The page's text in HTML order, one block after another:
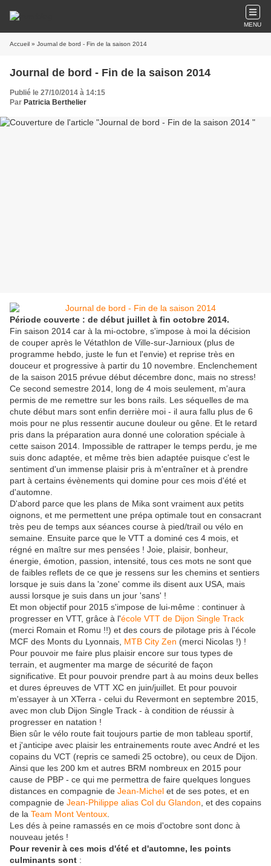
MENU
Accueil » Journal de bord - Fin de la saison 2014
Journal de bord - Fin de la saison 2014
Publié le 27/10/2014 à 14:15
Par Patricia Berthelier
Période couverte : de début juillet à fin octobre 2014.
Fin saison 2014 car à la mi-octobre, s'impose à moi la décision
de couper après le Vétathlon de Ville-sur-Jarnioux (plus de
programme hebdo, juste le fun et l'envie) et reprise très en
douceur et progressive à partir du 10 novembre. Enclenchement
de la saison 2015 prévue début décembre donc, mais no stress!
Ce second semestre 2014, long de 4 mois seulement, m'aura
permis de me remettre sur les bons rails. Les séquelles de ma
chute début mars sont enfin derrière moi - il aura fallu plus de 6
mois pour ne plus ressentir aucune douleur ou gêne. Et le retard
pris dans la préparation aura donné une coloration spéciale à
cette saison 2014. Impossible de rattraper le temps perdu, je me
suis donc adaptée, et même très bien adaptée puisque c'est le
sentiment d'un immense plaisir pris à m'entraîner et à prendre
part à certains évènements qui domine pour ces mois d'été et
d'automne.
D'abord parce que les plans de Mika sont vraiment aux petits
oignons, et me permettent une prépa optimale tout en consacrant
très peu de temps aux séances course à pied/trail ou vélo en
semaine. Ensuite parce que le VTT a dominé ces 4 mois, et
régné en maître sur mes pensées ! Joie, plaisir, bonheur,
énergie, émotion, passion, intensité, tous ces mots ne sont que
de faibles reflets de ce que je ressens sur les chemins et sentiers
lorsque je suis dans la 'zone' comme ils disent aux USA, mais
aussi lorsque je suis dans un jour 'sans' !
Et mon objectif pour 2015 s'impose de lui-même : continuer à
progresser en VTT, grâce à l'école VTT de Dijon Single Track
(merci Romain et Romu !!) et des cours de pilotage pris à l'école
MCF des Monts du Lyonnais, MTB City Zen (merci Nicolas !) !
Pour pouvoir me faire plus plaisir encore sur tous types de
terrain, et augmenter ma marge de sécurité de façon
significative. Et pour pouvoir prendre part à au moins deux belles
et dures épreuves de VTT XC en juin/juillet. Et pour pouvoir
m'essayer à un XTerra - celui du Revermont en septembre 2015,
avec mon club Dijon Single Track - à condition de réussir à
progresser en natation !
Bien sûr le vélo route fait toujours partie de mon tableau sportif,
et j'anticipe avec plaisir les entrainements route avec André et les
copains du VCT (repris ce samedi 25 octobre), ou ceux de Dijon.
Ainsi que les 200 km et autres BRM nombreux en 2015 pour
cause de PBP - ce qui me permettra de faire quelques longues
distances en compagnie de Jean-Michel et de ses potes, et en
compagnie de Jean-Philippe alias Col du Glandon , et des copains
de la Team Mont Ventoux
Les dés à peine ramassés en ce mois d'octobre sont donc à
nouveau jetés !
Pour revenir à ces mois d'été et d'automne, les points
culminants sont :